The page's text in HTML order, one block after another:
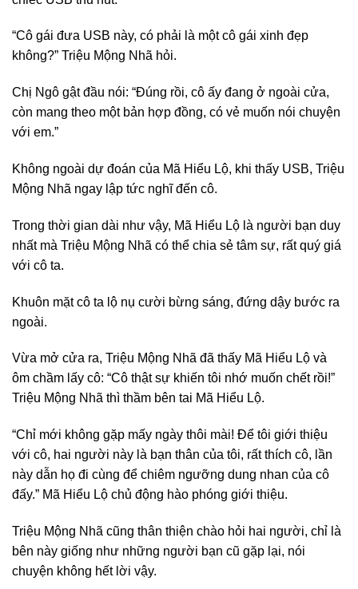
“Cô gái đưa USB này, có phải là một cô gái xinh đẹp
không?” Triệu Mộng Nhã hỏi.
Chị Ngô gật đầu nói: “Đúng rồi, cô ấy đang ở ngoài cửa,
còn mang theo một bản hợp đồng, có vẻ muốn nói chuyện
với em.”
Không ngoài dự đoán của Mã Hiểu Lộ, khi thấy USB, Triệu
Mộng Nhã ngay lập tức nghĩ đến cô.
Trong thời gian dài như vậy, Mã Hiểu Lộ là người bạn duy
nhất mà Triệu Mộng Nhã có thể chia sẻ tâm sự, rất quý giá
với cô ta.
Khuôn mặt cô ta lộ nụ cười bừng sáng, đứng dậy bước ra
ngoài.
Vừa mở cửa ra, Triệu Mộng Nhã đã thấy Mã Hiểu Lộ và
ôm chầm lấy cô: “Cô thật sự khiến tôi nhớ muốn chết rồi!”
Triệu Mộng Nhã thì thầm bên tai Mã Hiểu Lộ.
“Chỉ mới không gặp mấy ngày thôi mài! Để tôi giới thiệu
với cô, hai người này là bạn thân của tôi, rất thích cô, lần
này dẫn họ đi cùng để chiêm ngưỡng dung nhan của cô
đấy.” Mã Hiểu Lộ chủ động hào phóng giới thiệu.
Triệu Mộng Nhã cũng thân thiện chào hỏi hai người, chỉ là
bên này giống như những người bạn cũ gặp lại, nói
chuyện không hết lời vậy.